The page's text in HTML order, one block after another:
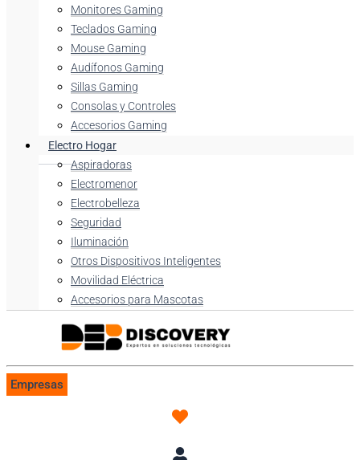
Monitores Gaming
Teclados Gaming
Mouse Gaming
Audífonos Gaming
Sillas Gaming
Consolas y Controles
Accesorios Gaming
Electro Hogar
Aspiradoras
Electromenor
Electrobelleza
Seguridad
Iluminación
Otros Dispositivos Inteligentes
Movilidad Eléctrica
Accesorios para Mascotas
Empresas